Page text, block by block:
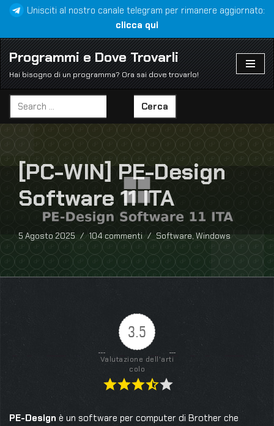
al
contenuto
Unisciti al nostro canale telegram per rimanere aggiornato:
clicca qui
Programmi e Dove Trovarli
Hai bisogno di un programma? Ora sai dove trovarlo!
Cerca
[PC-WIN] PE-Design
Software 11 ITA
5 Agosto 2025 104 commenti Software,Windows
3.5
Valutazione dell'arti
colo
PE-Design è un software per computer di Brother che